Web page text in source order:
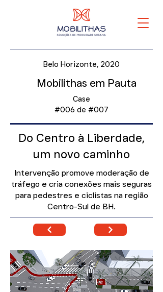
Belo Horizonte, 2020
Mobilithas em Pauta
Case
#006 de #007
Do Centro à Liberdade,
um novo caminho
Intervenção promove moderação de
tráfego e cria conexões mais seguras
para pedestres e ciclistas na região
Centro-Sul de BH.